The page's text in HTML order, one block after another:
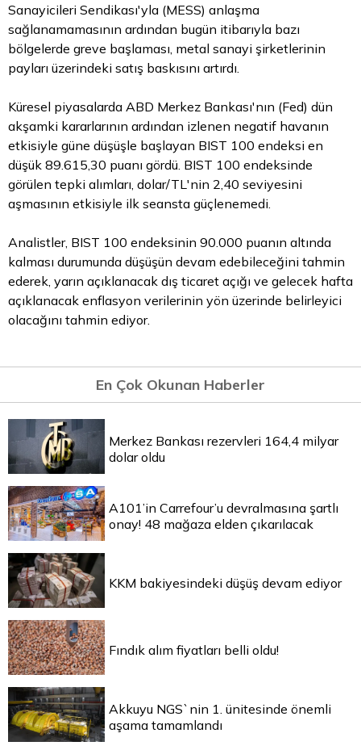
Sanayicileri Sendikası'yla (MESS) anlaşma
sağlanamamasının ardından bugün itibarıyla bazı
bölgelerde greve başlaması, metal sanayi şirketlerinin
payları üzerindeki satış baskısını artırdı.
Küresel piyasalarda ABD Merkez Bankası'nın (Fed) dün
akşamki kararlarının ardından izlenen negatif havanın
etkisiyle güne düşüşle başlayan BIST 100 endeksi en
düşük 89.615,30 puanı gördü. BIST 100 endeksinde
görülen tepki alımları, dolar/TL'nin 2,40 seviyesini
aşmasının etkisiyle ilk seansta güçlenemedi.
Analistler, BIST 100 endeksinin 90.000 puanın altında
kalması durumunda düşüşün devam edebileceğini tahmin
ederek, yarın açıklanacak dış ticaret açığı ve gelecek hafta
açıklanacak enflasyon verilerinin yön üzerinde belirleyici
olacağını tahmin ediyor.
En Çok Okunan Haberler
Merkez Bankası rezervleri 164,4 milyar
dolar oldu
A101’in Carrefour’u devralmasına şartlı
onay! 48 mağaza elden çıkarılacak
KKM bakiyesindeki düşüş devam ediyor
Fındık alım fiyatları belli oldu!
Akkuyu NGS`nin 1. ünitesinde önemli
aşama tamamlandı